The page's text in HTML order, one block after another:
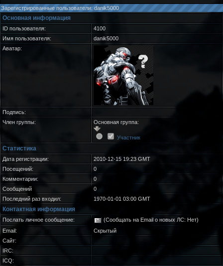
Зарегистрированные пользователи: danik5000
Основная информация
ID пользователя:
4100
Имя пользователя:
danik5000
Аватар:
Подпись:
Член группы:
Основная группа:
Участник
Статистика
Дата регистрации:
2010-12-15 19:23 GMT
Посещений:
0
Комментарии:
0
Сообщений
0
Последний раз входил:
1970-01-01 03:00 GMT
Контактная информация
Послать личное сообщение:
(Сообщать на Email о новых ЛС: Нет)
Email:
Скрытый
Сайт:
IRC:
ICQ: